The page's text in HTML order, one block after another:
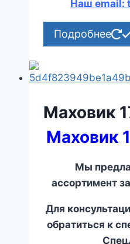
Наш email:
Подробнее
Маховик
Маховик
Мы
ассортимент
Для
обратиться к